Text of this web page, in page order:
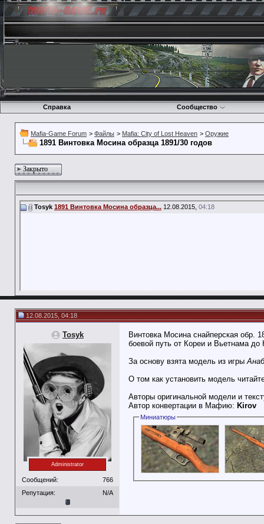
Справка Сообщество
Mafia-Game Forum > Файлы > Mafia: City of Lost Heaven > Оружие
1891 Винтовка Мосина образца 1891/30 годов
Закрыто
Tosyk 1891 Винтовка Мосина образца... 12.08.2015, 04:18
12.08.2015, 04:18
Tosyk
Administrator
Сообщений:
766
Репутация:
N/A
Винтовка Мосина снайперская обр.
боевой путь от Кореи и Вьетнама
За основу взята модель из игры
О том как установить модель
Авторы оригинальной модели и
Автор конвертации в Мафию: Kirov
Миниатюры